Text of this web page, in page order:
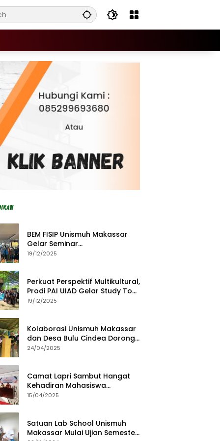
BEM FISIP Unismuh Makassar
Gelar Seminar
Keperempuanan, Bahas
19/12/2025
Perkuat Perspektif Multikultural,
Prodi PAI UIAD Gelar Study Tour
ke Kajang
19/12/2025
Kolaborasi Unismuh Makassar
dan Desa Bulu Cindea Dorong
Sentra Garam Industri
24/04/2025
Camat Lapri Sambut Hangat
Kehadiran Mahasiswa
PoltekMu
15/04/2025
Satuan Lab School Unismuh
Makassar Mulai Ujian Semester,